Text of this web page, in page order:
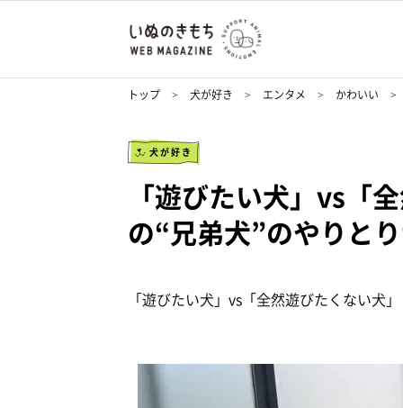
トップ 犬が好き エンタメ かわいい
犬が好き
「遊びたい犬」vs「
の“兄弟犬”のやりと
「遊びたい犬」vs「全然遊びたくない犬」